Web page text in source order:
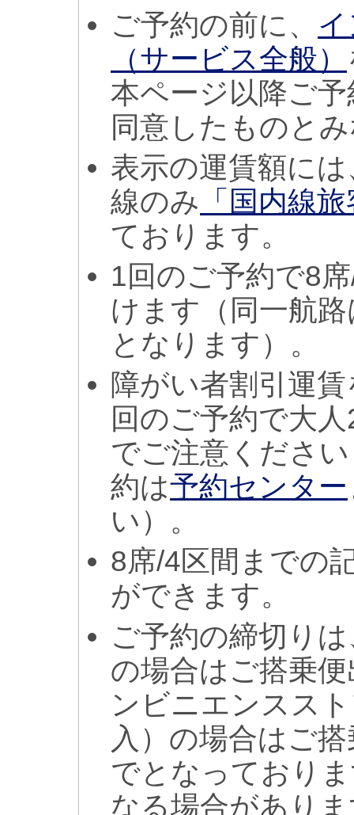
ご予約の前に、
（サービス全般）
本ページ以降ご
同意したものと
表示の運賃額に
線のみ 「国内線
ております。
1回のご予約で8
けます（同一航
となります）。
障がい者割引運
回のご予約で大
でご注意くださ
約は予約センター
い）。
8席/4区間までの
ができます。
ご予約の締切り
の場合はご搭乗
ンビニエンスス
入）の場合はご
でとなっており
なる場合があり